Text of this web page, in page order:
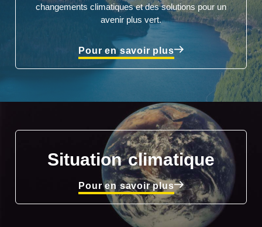
changements climatiques et des solutions pour un
avenir plus vert.
Pour en savoir plus
Situation climatique
Pour en savoir plus